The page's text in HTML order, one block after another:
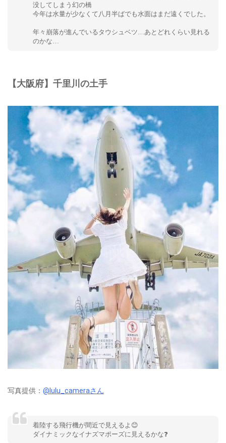
没してしまう幻の橋⠀
今年は水量が少なくて八月半ばでも水面はまだ遠くでした。
年々崩落が進んでいるタウシュベツ…あとどれくらい見れる
のかな…⠀
【大阪府】千里川の土手
写真提供： @lulu_cameraさん
着陸する飛行機が間近で見えるよ😊
ダイナミックなイナズマポーズに見えるかな❓